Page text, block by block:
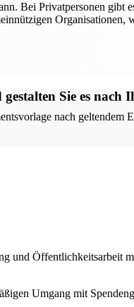
Bei Privatpersonen gibt
Organisationen,
Sie es nach
nach geltendem
und
Umgang mit